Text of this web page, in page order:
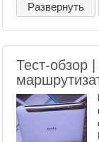
Развернуть
Тест-обзор